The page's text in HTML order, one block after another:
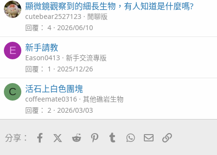
顯微鏡觀察到的細長生物，有人知道是什麼嗎?
cutebear2527123
閒聊版
回覆
4 2026/06/10
E 新手請教
Eason0413
新手交流專版
回覆
1 2025/12/26
C 活石上白色團塊
coffeemate0316
其他礁岩生物
回覆
2 2026/03/03
分享： FacebookX (Twitter)
Reddit PinterestTumblrWhatsApp電子郵件